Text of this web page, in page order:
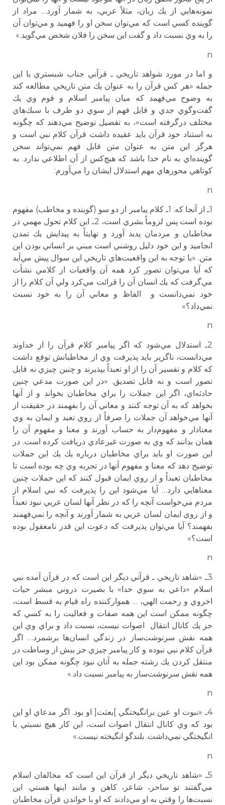
نمونه‌هايي از يك زبان،‌ مثلاً عربي، به شمار آورد… مراد از
گوينده كسي است كه مي‌توان سخن او را فهميد و مي‌توان آن
را به وي نسبت داد و گفت اين سخن را فلان شخص مي‌گويد.»
n
و اما در مورد شواهد تاريخي ـ قرآني جناب شبستري با اين
جمله «هر كس قرآن را به عنوان يك متن تاريخي مطالعه كند
به وضوح مي‌فهمد كه ميان پيامبر اسلام و قوم وي يك
گفت‌وگوي جدي و قابل فهم از سوي دو طرف با سبك‌هاي
مختلف درگرفته است»، به تفصيل توضيح مي‌دهند كه چگونه
به استناد خود قرآن بايد عقيده داشت قرآن كلام نبي است و
هرگز اين متن به عنوان متن قابل فهم نمي‌تواند سخن
گوينده‌اي به نام خدا باشد كه هيچ‌كس از آن اطلاعي ندارد. به
كوتاهي محورهاي مهم استدلال ايشان را مي‌آورم:
n
1ـ از آنجا كه: 1ـ كلام پيامبر از دو سو (گوينده و مخاطب) مفهوم
بوده است پس لزوماً بشري است، 2ـ اين كلام تحول مهمي در
مخاطبان و مردمان پديد آورد و نهايتاً به پيدايش يك تمدن
انجاميد و اين خود دليل روشني است مبني بر انساني بودن اين
متن. «با توجه به اين واقعيت‌هاي تاريخي اين سوال پيش مي‌آيد
كه آيا مي‌توان تصور كرد همه آن واقعيات از كلامي نشأت
مي‌گرفت كه يك انسان آن را قرائت مي‌كرد ولي آن كلام را از
خود نمي‌دانست و الفاظ و معاني آن را به خود نسبت
نمي‌داد؟»
n
2ـ استدلال مي‌شود كه اگر پيامبر كلام قرآن را از خداوند
مي‌دانست، ناگزير بايد پذيرفت وي از مخاطبانش توقع داشت
كه كلام و تفسير آن را از او تعبداً بپذيرند و چنين چيزي نه قابل
تصور است و نه قابل تصديق. «در اين صورت مدعي چنين
حادثه‌اي، اگر اين جملات را براي مخاطبان بخواند و از آنها
بخواهد كه به آن توجه كنند و معاني آن را بفهمند در حقيقت از
آنها مي‌خواهد آن جملات را صرفاً از روي تعبد و ايمان به وي
معنادار و مفهوم‌دار به حساب آورند و معنا و مفهوم آن را
همان بدانند كه وي به صورت غيرعادي دريافت كرده است. در
اين صورت او بايد براي مخاطبان درباره يك يك اين جملات
توضيح دهد كه معنا و مفهوم آنها در تجربه وي چه بوده است تا
مخاطبان تعبداً و از روي ايمان قبول كنند كه اين جملات چنين
معناهايي دارد… آيا مي‌شود اين را پذيرفت كه نبي اسلام از
مردم مي‌خواست آنچه را كه در نظر آنها لسان عربي نبود تعبداً
و از روي ايمان لسان عربي به شمار آورند و آنچه را نمي‌فهمند
بفهمند؟ آيا مي‌توان پذيرفت كه دعوت اين قدر نامعقول بوده
است؟»
n
3ـ «شاهد تاريخي ـ قرآني ديگر اين است كه در قرآن آمده نبي
اسلام «داعي به سوي خدا» با بصيرت دروني مبشر حيات
اخروي و رحمت الهي، … همواركننده راه قيام به قسط است،
چگونه ممكن است اين همه صفات و فعاليت را به كسي كه
جز يك كانال انتقال اصوات نيست، نسبت داد و براي وي اين
همه نقش سرنوشت‌ساز در زندگي انسان‌ها برشمرد… اگر
قرآن كلام نبي نبوده و كار پيامبر چيزي جز بيش از وساطت در
منتقل كردن يك رشته جمله به آنان نبود چگونه ممكن بود اين
همه نقش سرنوشت‌ساز به پيامبر نسبت داد.»
n
4ـ «نبوت او عين برانگيختگي ]بعثت[ او بود. اگر مدعاي او اين
بود كه وي كانال انتقال اصوات است، اين كار هيچ نسبتي با
انگيختگي نمي‌داشت. بلندگو انگيخته نيست.»
n
5ـ «شاهد تاريخي ديگر از قرآن اين است كه مخالفان اسلام
مي‌گفتند تو ساحر، شاعر، كاهن و مانند اينها هستي. اين
نسبت‌ها را وقتي به او مي‌دادند كه او با خواندن قرآن مخاطبان